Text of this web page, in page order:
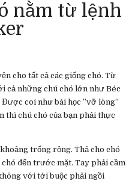
nằm từ lệnh
cho tất cả các giống chó. Từ
cả những chú chó lớn như Béc
coi như bài học ”vỡ lòng”
thì chú chó của bạn phải thực
trống rộng. Thả cho chó
đến trước mặt. Tay phải cầm
với tới buộc phải ngồi